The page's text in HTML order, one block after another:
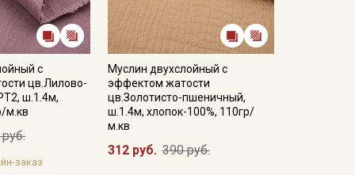
с
цв.Лилово-
ш.1.4м,
м.кв
заказ
Муслин двухслойный с
эффектом жатости
цв.Золотисто-пшеничный,
ш.1.4м, хлопок-100%, 110гр/
м.кв
312 руб. 390 руб.